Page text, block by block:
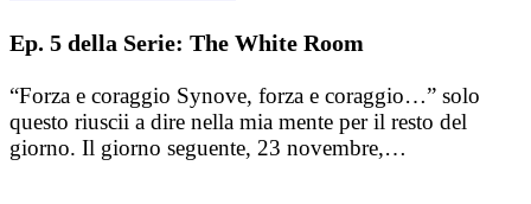
Ep. 5 della Serie: The White Room
“Forza e coraggio Synove, forza e coraggio…” solo
questo riuscii a dire nella mia mente per il resto del
giorno. Il giorno seguente, 23 novembre,…